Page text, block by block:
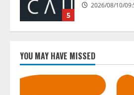
1
2026/08/10/
AI ホスピタル
動生成する新
2026/08/10/
YOU MAY HAVE MISSED